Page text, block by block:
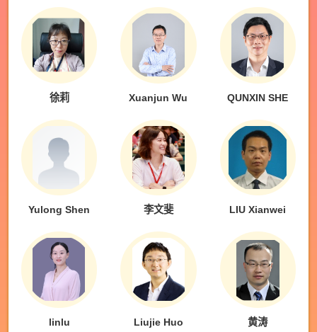
徐莉 Xuanjun Wu QUNXIN SHE
Yulong Shen 李文斐 LIU Xianwei
linlu Liujie Huo 黄涛